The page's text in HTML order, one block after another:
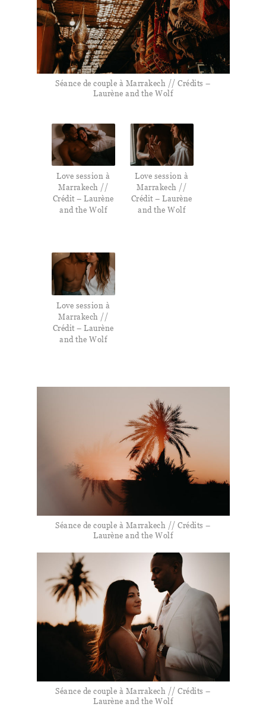
Séance de couple à Marrakech // Crédits –
Laurène and the Wolf
Love session à
Marrakech //
Crédit – Laurène
and the Wolf
Love session à
Marrakech //
Crédit – Laurène
and the Wolf
Love session à
Marrakech //
Crédit – Laurène
and the Wolf
Séance de couple à Marrakech // Crédits –
Laurène and the Wolf
Séance de couple à Marrakech // Crédits –
Laurène and the Wolf